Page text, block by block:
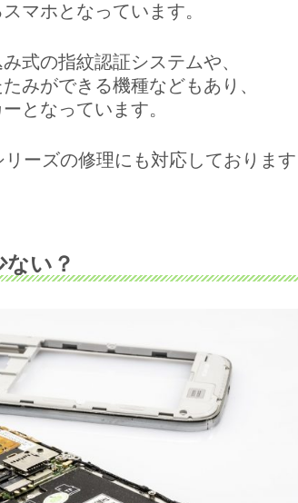
マホとなっています。
式の指紋認証システムや、
みができる機種などもあり、
となっています。
リーズの修理にも対応しておりま
い？